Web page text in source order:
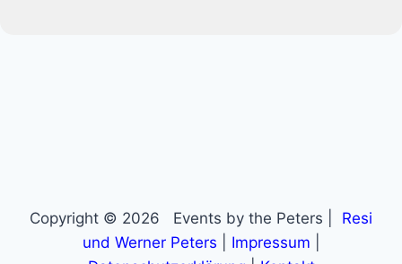
Copyright © 2026 Events by the Peters |
Resi
und Werner Peters
Impressum